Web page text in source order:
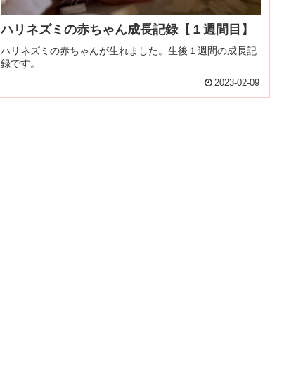
ハリネズミの赤ちゃん成長記録【１週間目】
ハリネズミの赤ちゃんが生れました。生後１週間の成長記
録です。
2023-02-09